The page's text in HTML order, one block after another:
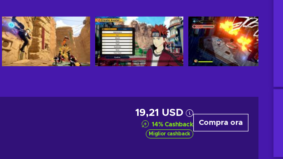
19,21 USD
14% Cashback
Miglior cashback
Compra ora